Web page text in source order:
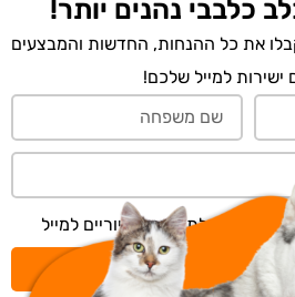
כלבבי נהנים יותר!
את כל ההנחות, החדשות והמבצעים
ישירות למייל שלכם!
ת קבלת תכנים דיוריים למייל
שליחה